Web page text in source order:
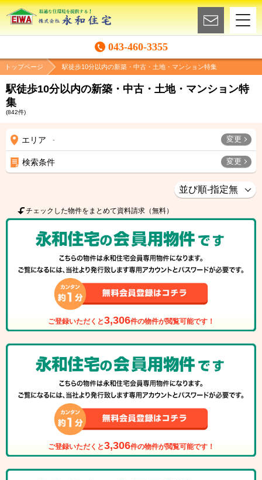
043-460-3355
トップページ 駅徒歩10分以内の新築・中古・土地・マンション特集
駅徒歩10分以内の新築・中古・土地・マンション特
集
(842件)
エリア - 変更
検索条件 変更
チェックした物件をまとめて資料請求（無料）
ご登録いただくと3,306件の物件が閲覧可能です！
ご登録いただくと3,306件の物件が閲覧可能です！